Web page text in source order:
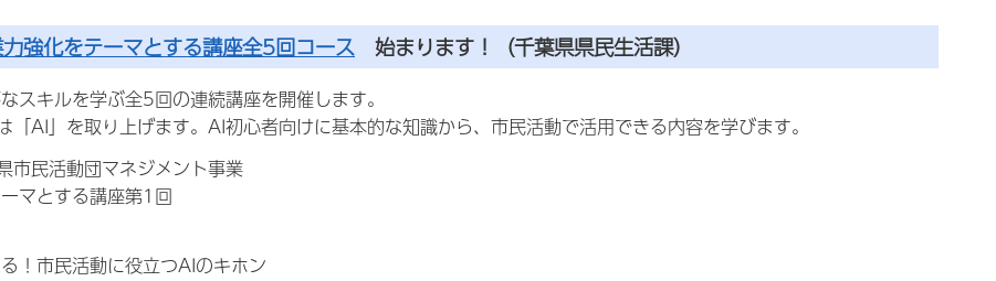
強化をテーマとする講座全5回コース 始まります！（千葉県県民生活課）
スキルを学ぶ全5回の連続講座を開催します。
「AI」を取り上げます。AI初心者向けに基本的な知識から、市民活動で活用できる内容を学びます。
市民活動団マネジメント事業
マとする講座第1回
！市民活動に役立つAIのキホン